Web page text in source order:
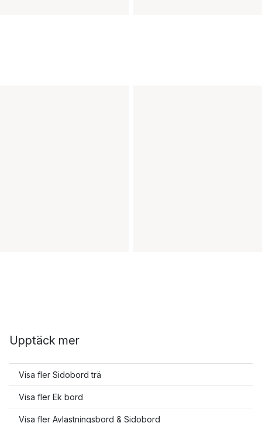
Upptäck mer
Visa fler Sidobord trä
Visa fler Ek bord
Visa fler Avlastningsbord & Sidobord